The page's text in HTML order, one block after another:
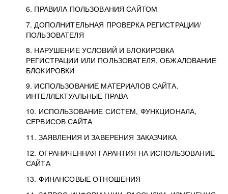
6. ПРАВИЛА ПОЛЬЗОВАНИЯ САЙТОМ
7. ДОПОЛНИТЕЛЬНАЯ ПРОВЕРКА РЕГИСТРАЦИИ/
ПОЛЬЗОВАТЕЛЯ
8. НАРУШЕНИЕ УСЛОВИЙ И БЛОКИРОВКА
РЕГИСТРАЦИИ ИЛИ ПОЛЬЗОВАТЕЛЯ, ОБЖАЛОВАНИЕ
БЛОКИРОВКИ
9. ИСПОЛЬЗОВАНИЕ МАТЕРИАЛОВ САЙТА.
ИНТЕЛЛЕКТУАЛЬНЫЕ ПРАВА
10. ИСПОЛЬЗОВАНИЕ СИСТЕМ, ФУНКЦИОНАЛА,
СЕРВИСОВ САЙТА
11. ЗАЯВЛЕНИЯ И ЗАВЕРЕНИЯ ЗАКАЗЧИКА
12. ОГРАНИЧЕННАЯ ГАРАНТИЯ НА ИСПОЛЬЗОВАНИЕ
САЙТА
13. ФИНАНСОВЫЕ ОТНОШЕНИЯ